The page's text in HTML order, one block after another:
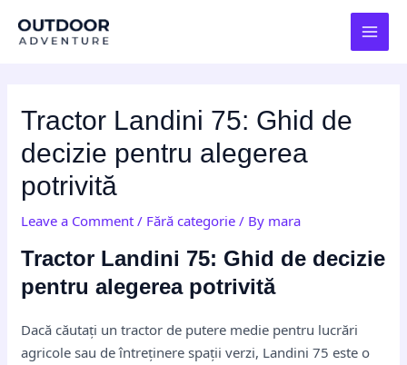
Tractor Landini 75: Ghid de
decizie pentru alegerea
potrivită
Leave a Comment / Fără categorie / By mara
Tractor Landini 75: Ghid de decizie
pentru alegerea potrivită
Dacă căutați un tractor de putere medie pentru lucrări
agricole sau de întreținere spații verzi, Landini 75 este o
navigation